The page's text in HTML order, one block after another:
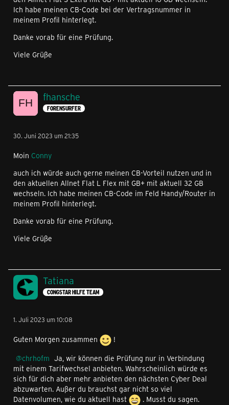
Ich habe meinen CB-Code bei der Vertragsnummer in
meinem Profil hinterlegt.
Danke vorab für eine Prüfung.
Viele Grüße
fhansche
FORENSURFER
30. Juni 2023 um 21:35
Moin Conny
auch ich würde auch gerne meinen CB-Vorteil nutzen und in
den aktuellen Allnet Flat L Flex mit GB+ mit aktuell 32 GB
wechseln. Ich habe meinen CB-Code im Feld Handy/Router in
meinem Profil hinterlegt.
Danke vorab für eine Prüfung.
Viele Grüße
Tatiana
CONGSTAR HILFE TEAM
1. Juli 2023 um 10:08
Guten Morgen zusammen
!
chrhofm Ja, wir können die Prüfung nur in Verbindung
mit einem Tarifwechsel anbieten. Wahrscheinlich würde es
sich für dich aber mehr anbieten den nächsten Cyber Deal
abzuwarten. Außer du brauchst gar nicht so viel
Datenvolumen, wie du aktuell hast
. Musst du sagen.